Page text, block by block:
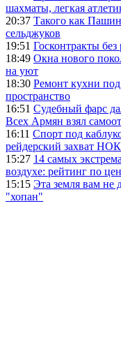
шахматы, легкая
20:37 Такого как
сельджуков
19:51 Госконтракты
18:49 Окна нового
на уют
18:30 Ремонт кухни
пространство
16:51 Судебный фарс
Всех Армян взял
16:11 Спорт под
рейдерский захват
15:27 14 самых
воздухе: рейтинг по
15:15 Эта земля вам не
"хопан"